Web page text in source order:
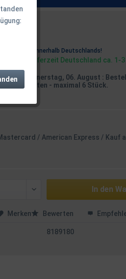
innerhalb Deutschlands!
Lieferzeit Deutschland ca. 1-3
am Donnerstag, 06. August :
45 Minuten - maximal 6 Stück.
/ American Express / Kauf
In den
Merken Bewerten
8189180